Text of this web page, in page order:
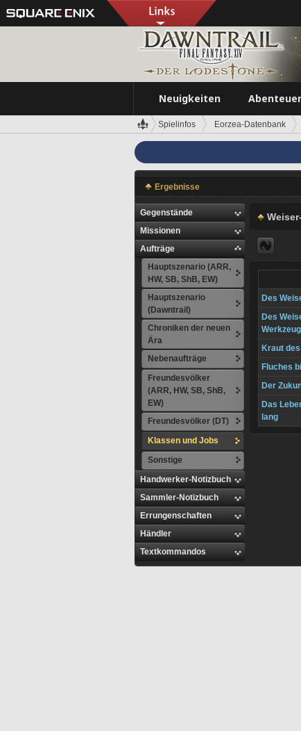
Neuigkeiten
Spielinfos Eorzea-Datenbank
Ergebnisse
Gegenstände
Missionen
Aufträge
Hauptszenario (ARR,
HW, SB, ShB, EW)
Hauptszenario
(Dawntrail)
Chroniken der neuen
Ära
Nebenaufträge
Freundesvölker
(ARR, HW, SB, ShB,
EW)
Freundesvölker (DT)
Klassen und Jobs
Sonstige
Handwerker-Notizbuch
Sammler-Notizbuch
Errungenschaften
Händler
Textkommandos
Des
Des
Werkzeug
Kraut
Fluches
Der
Das
lang